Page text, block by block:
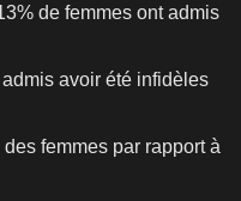
de femmes ont admis
avoir été infidèles
femmes par rapport à